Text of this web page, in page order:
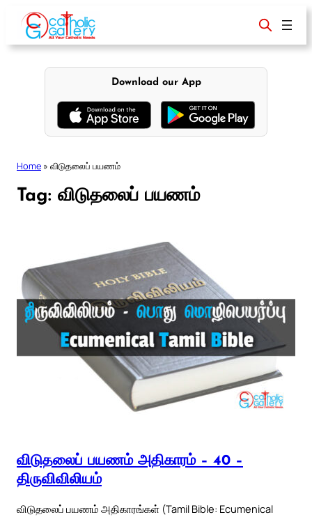
content
Download our App
Home » விடுதலைப் பயணம்
Tag: விடுதலைப் பயணம்
விடுதலைப் பயணம் அதிகாரம் – 40 –
திருவிவிலியம்
விடுதலைப் பயணம் அதிகாரங்கள் (Tamil Bible: Ecumenical